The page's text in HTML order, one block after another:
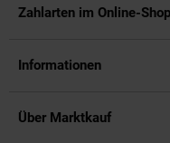
Zahlarten im Online-Shop
Informationen
Über Marktkauf